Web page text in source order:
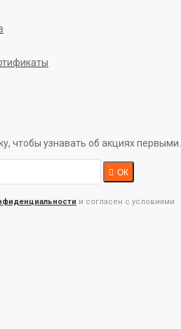
чтобы узнавать об акциях первыми.
ОК
и согласен с условиями